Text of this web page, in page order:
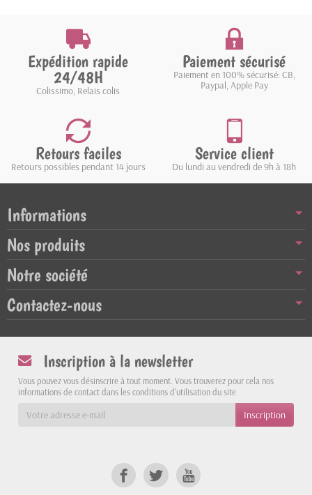
Expédition rapide
24/48H
Colissimo, Relais colis
Paiement sécurisé
Paiement en 100% sécurisé: CB,
Paypal, Apple Pay
Retours faciles
Retours possibles pendant 14 jours
Service client
Du lundi au vendredi de 9h à 18h
Informations
Nos produits
Notre société
Contactez-nous
Inscription à la newsletter
Vous pouvez vous désinscrire à tout moment. Vous trouverez pour cela nos
informations de contact dans les conditions d'utilisation du site